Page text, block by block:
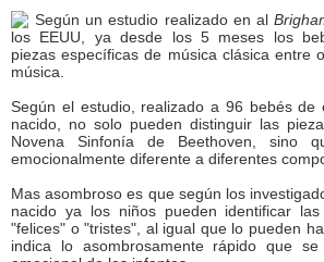
Según un estudio realizado en al
los EEUU, ya desde los 5 meses los
piezas específicas de música clásica entre
música.
Según el estudio, realizado a 96 bebés
nacido, no solo pueden distinguir las
Novena Sinfonía de Beethoven, sino
emocionalmente diferente a diferentes
Mas asombroso es que según los
nacido ya los niños pueden identificar las
"felices" o "tristes", al igual que lo pueden
indica lo asombrosamente rápido que